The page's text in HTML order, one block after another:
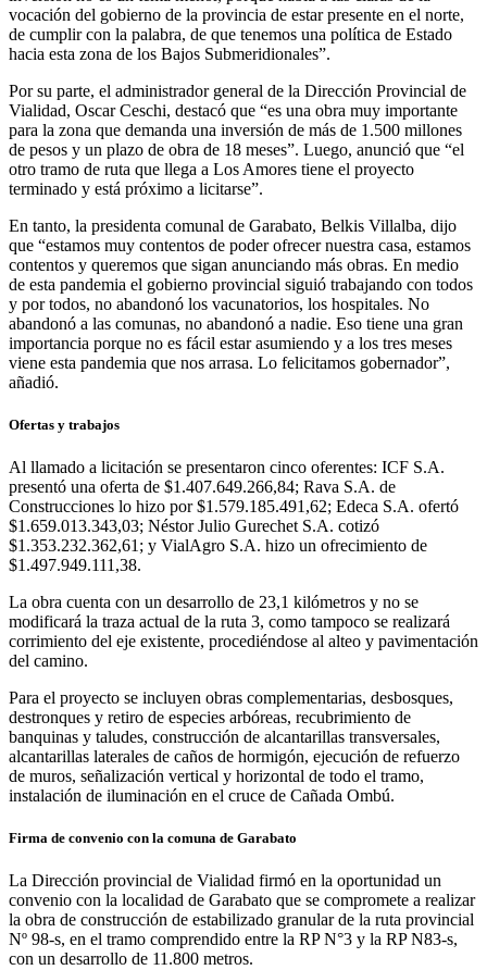
vocación del gobierno de la provincia de estar presente en el norte,
de cumplir con la palabra, de que tenemos una política de Estado
hacia esta zona de los Bajos Submeridionales”.
Por su parte, el administrador general de la Dirección Provincial de
Vialidad, Oscar Ceschi, destacó que “es una obra muy importante
para la zona que demanda una inversión de más de 1.500 millones
de pesos y un plazo de obra de 18 meses”. Luego, anunció que “el
otro tramo de ruta que llega a Los Amores tiene el proyecto
terminado y está próximo a licitarse”.
En tanto, la presidenta comunal de Garabato, Belkis Villalba, dijo
que “estamos muy contentos de poder ofrecer nuestra casa, estamos
contentos y queremos que sigan anunciando más obras. En medio
de esta pandemia el gobierno provincial siguió trabajando con todos
y por todos, no abandonó los vacunatorios, los hospitales. No
abandonó a las comunas, no abandonó a nadie. Eso tiene una gran
importancia porque no es fácil estar asumiendo y a los tres meses
viene esta pandemia que nos arrasa. Lo felicitamos gobernador”,
añadió.
Ofertas y trabajos
Al llamado a licitación se presentaron cinco oferentes: ICF S.A.
presentó una oferta de $1.407.649.266,84; Rava S.A. de
Construcciones lo hizo por $1.579.185.491,62; Edeca S.A. ofertó
$1.659.013.343,03; Néstor Julio Gurechet S.A. cotizó
$1.353.232.362,61; y VialAgro S.A. hizo un ofrecimiento de
$1.497.949.111,38.
La obra cuenta con un desarrollo de 23,1 kilómetros y no se
modificará la traza actual de la ruta 3, como tampoco se realizará
corrimiento del eje existente, procediéndose al alteo y pavimentación
del camino.
Para el proyecto se incluyen obras complementarias, desbosques,
destronques y retiro de especies arbóreas, recubrimiento de
banquinas y taludes, construcción de alcantarillas transversales,
alcantarillas laterales de caños de hormigón, ejecución de refuerzo
de muros, señalización vertical y horizontal de todo el tramo,
instalación de iluminación en el cruce de Cañada Ombú.
Firma de convenio con la comuna de Garabato
La Dirección provincial de Vialidad firmó en la oportunidad un
convenio con la localidad de Garabato que se compromete a realizar
la obra de construcción de estabilizado granular de la ruta provincial
Nº 98-s, en el tramo comprendido entre la RP N°3 y la RP N83-s,
con un desarrollo de 11.800 metros.